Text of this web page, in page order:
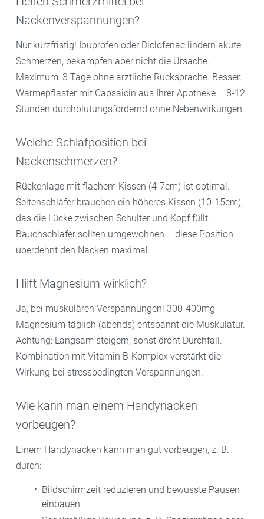
Nackenverspannungen?
Nur kurzfristig! Ibuprofen oder Diclofenac lindern akute
Schmerzen, bekämpfen aber nicht die Ursache.
Maximum: 3 Tage ohne ärztliche Rücksprache. Besser:
Wärmepflaster mit Capsaicin aus Ihrer Apotheke – 8-12
Stunden durchblutungsfördernd ohne Nebenwirkungen.
Welche Schlafposition bei
Nackenschmerzen?
Rückenlage mit flachem Kissen (4-7cm) ist optimal.
Seitenschläfer brauchen ein höheres Kissen (10-15cm),
das die Lücke zwischen Schulter und Kopf füllt.
Bauchschläfer sollten umgewöhnen – diese Position
überdehnt den Nacken maximal.
Hilft Magnesium wirklich?
Ja, bei muskulären Verspannungen! 300-400mg
Magnesium täglich (abends) entspannt die Muskulatur.
Achtung: Langsam steigern, sonst droht Durchfall.
Kombination mit Vitamin B-Komplex verstärkt die
Wirkung bei stressbedingten Verspannungen.
Wie kann man einem Handynacken
vorbeugen?
Einem Handynacken kann man gut vorbeugen, z. B.
durch:
Bildschirmzeit reduzieren und bewusste Pausen
einbauen